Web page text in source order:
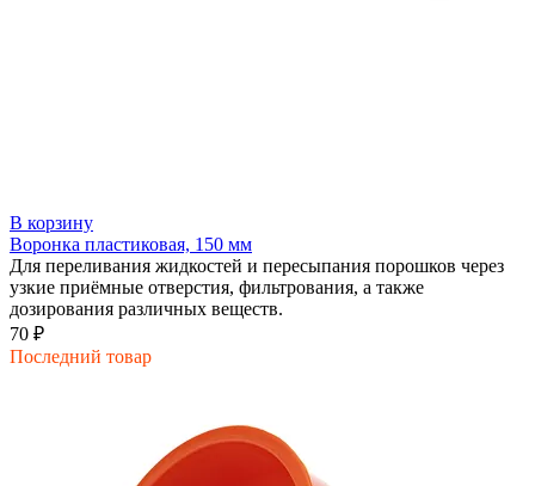
В корзину
Воронка пластиковая, 150 мм
Для переливания жидкостей и пересыпания порошков через
узкие приёмные отверстия, фильтрования, а также
дозирования различных веществ.
70 ₽
Последний товар